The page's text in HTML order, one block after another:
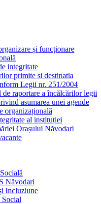
și funcționare
integritate
primite si destinatia
Legii nr. 251/2004
de raportare a încălcărilor legii
asumarea unei agende
organizațională
al instituției
Orașului Năvodari
Năvodari
Incluziune
Social